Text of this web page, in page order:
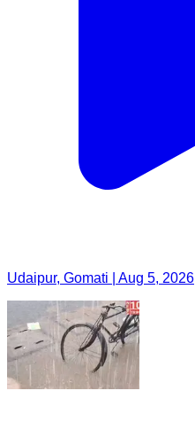
Udaipur, Gomati | Aug 5, 2026